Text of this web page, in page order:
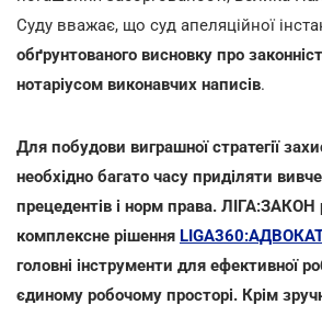
Суду вважає, що суд апеляційної
обґрунтованого висновку про
нотаріусом виконавчих написів.
Для побудови виграшної стратегії
необхідно багато часу приділяти
прецедентів і норм права. ЛІГА:ЗАКОН
комплексне рішення LIGA360:АДВОКАТ
головні інструменти для ефективної
єдиному робочому просторі. Крім